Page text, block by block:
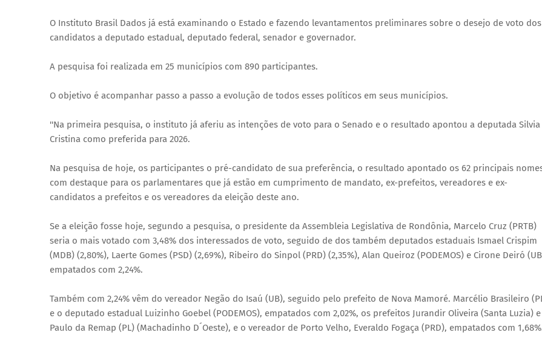
O Instituto Brasil Dados já está examinando o Estado e fazendo levantamentos preliminares sobre o desejo de voto dos
candidatos a deputado estadual, deputado federal, senador e governador.
A pesquisa foi realizada em 25 municípios com 890 participantes.
O objetivo é acompanhar passo a passo a evolução de todos esses políticos em seus municípios.
''Na primeira pesquisa, o instituto já aferiu as intenções de voto para o Senado e o resultado apontou a deputada Silvia
Cristina como preferida para 2026.
Na pesquisa de hoje, os participantes o pré-candidato de sua preferência, o resultado apontado os 62 principais
com destaque para os parlamentares que já estão em cumprimento de mandato, ex-prefeitos, vereadores e ex-
candidatos a prefeitos e os vereadores da eleição deste ano.
Se a eleição fosse hoje, segundo a pesquisa, o presidente da Assembleia Legislativa de Rondônia, Marcelo Cruz (PRTB)
seria o mais votado com 3,48% dos interessados ​​de voto, seguido de dos também deputados estaduais Ismael Crispim
(MDB) (2,80%), Laerte Gomes (PSD) (2,69%), Ribeiro do Sinpol (PRD) (2,35%), Alan Queiroz (PODEMOS) e Cirone Deiró
empatados com 2,24%.
Também com 2,24% vêm do vereador Negão do Isaú (UB), seguido pelo prefeito de Nova Mamoré. Marcélio Brasileiro
e o deputado estadual Luizinho Goebel (PODEMOS), empatados com 2,02%, os prefeitos Jurandir Oliveira (Santa Luzia) e
Paulo da Remap (PL) (Machadinho D´Oeste), e o vereador de Porto Velho, Everaldo Fogaça (PRD), empatados com